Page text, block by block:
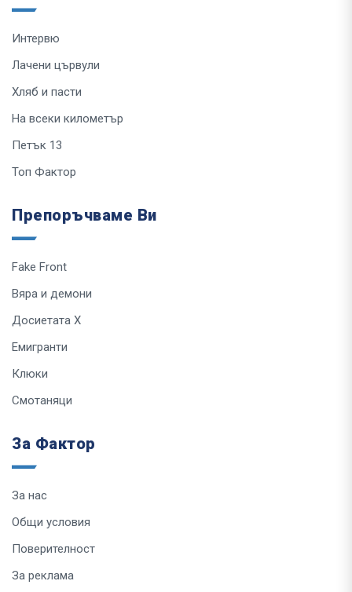
Интервю
Лачени цървули
Хляб и пасти
На всеки километър
Петък 13
Топ Фактор
Препоръчваме Ви
Fake Front
Вяра и демони
Досиетата Х
Емигранти
Клюки
Смотаняци
За Фактор
За нас
Общи условия
Поверителност
За реклама